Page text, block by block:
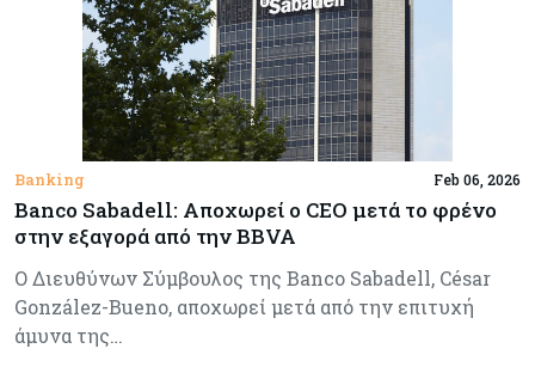
Banking Feb 06, 2026
Banco Sabadell: Αποχωρεί ο CEO μετά το φρένο
στην εξαγορά από την BBVA
Ο Διευθύνων Σύμβουλος της Banco Sabadell, César
González-Bueno, αποχωρεί μετά από την επιτυχή
άμυνα της…